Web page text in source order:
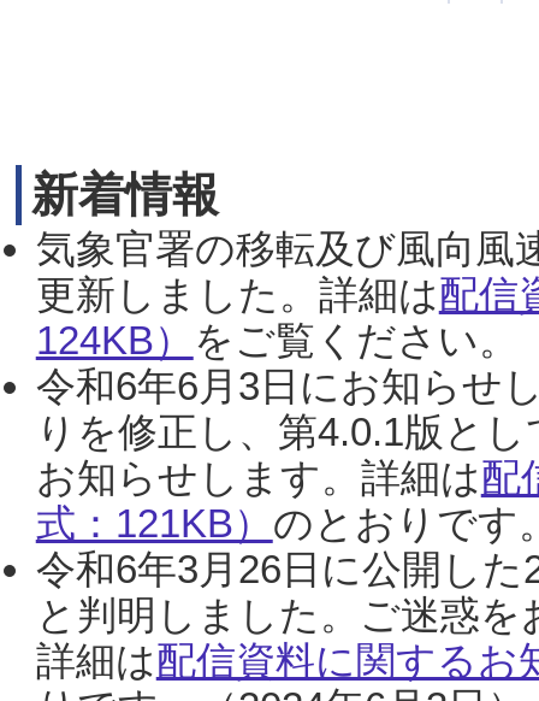
新着情報
気象官署の移転及び風向風
更新しました。詳細は配信
124KB） をご覧ください。
令和6年6月3日にお知らせ
りを修正し、第4.0.1版と
お知らせします。詳細は配
式：121KB） のとおりです
令和6年3月26日に公開し
と判明しました。ご迷惑
詳細は配信資料に関するお